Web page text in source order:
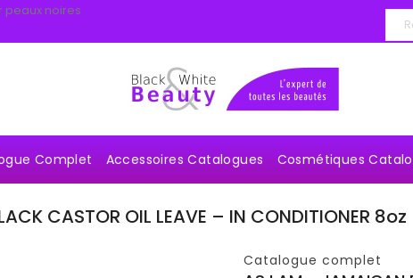
peaux noires
Complet Accessoires Catalogues Cosmétiques
CASTOR OIL LEAVE – IN CONDITIONER 8oz
Catalogue complet